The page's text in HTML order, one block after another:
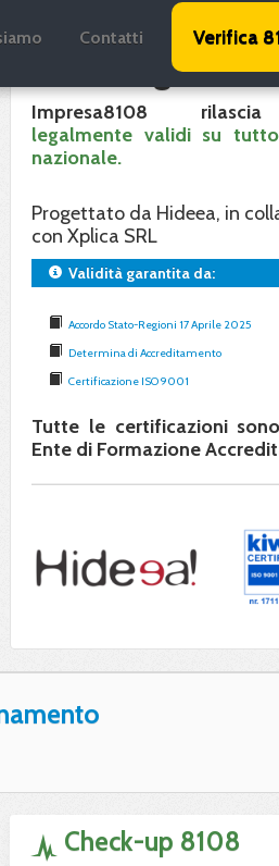
Contatti Verifica
Validità
Impresa8108
legalmente validi su
nazionale.
Progettato da Hideea, in
con Xplica SRL
Validità garantita da:
Accordo Stato-Regioni 17 Aprile 2025
Determina di Accreditamento
Certificazione ISO 9001
Tutte le certificazioni
Ente di Formazione
Check-up 8108